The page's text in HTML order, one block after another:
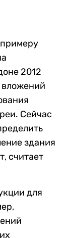
2012
вложений
Сейчас
здания
считает
для